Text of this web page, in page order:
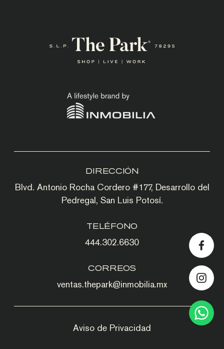
DIRECCIÓN
Blvd. Antonio Rocha Cordero #177, Desarrollo del
Pedregal, San Luis Potosí.
TELÉFONO
444.302.6630
CORREOS
ventas.thepark@inmobilia.mx
Aviso de Privacidad